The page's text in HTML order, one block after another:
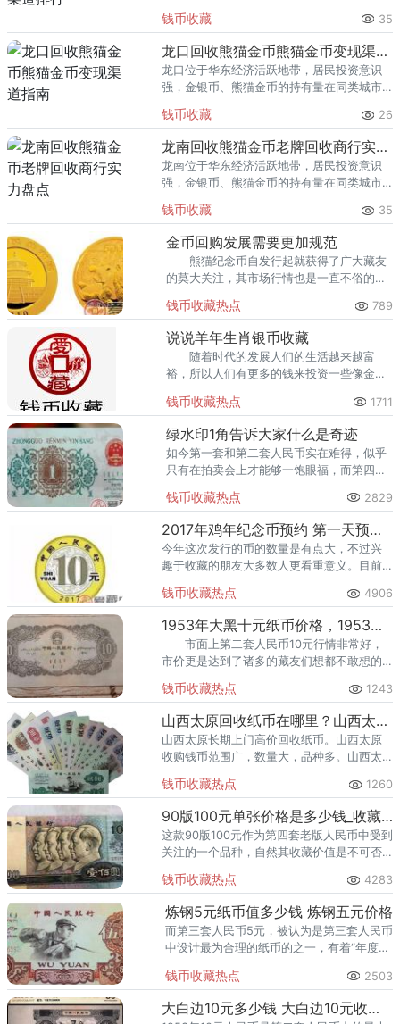
熊猫金币的需求就明显升温，但鱼龙混杂的
回收渠道里，能精准识别版别溢
钱币收藏 35
龙口回收熊猫金币熊猫金币变现渠道指南
龙口位于华东经济活跃地带，居民投资意识
强，金银币、熊猫金币的持有量在同类城市
熊猫金币的需求就明显升温，但鱼龙混杂的
回收渠道里，能精准识别版别溢
钱币收藏 26
龙南回收熊猫金币老牌回收商行实力盘点
龙南位于华东经济活跃地带，居民投资意识
强，金银币、熊猫金币的持有量在同类城市
熊猫金币的需求就明显升温，但鱼龙混杂的
回收渠道里，能精准识别版别溢
钱币收藏 35
金币回购发展需要更加规范
熊猫纪念币自发行起就获得了广大藏友
的莫大关注，其市场行情也是一直不俗的，
猫金币回购可以说并非容易。
钱币收藏热点 789
说说羊年生肖银币收藏
随着时代的发展人们的生活越来越富
裕，所以人们有更多的钱来投资一些像金银
制作的贵金属制作的币种，行情越来越好。
钱币收藏热点 1711
绿水印1角告诉大家什么是奇迹
如今第一套和第二套人民币实在难得，似乎
只有在拍卖会上才能够一饱眼福，而第四套
币中，绿水印1角的名气越来越大，甚至盖过
了整套人民币的名气。
钱币收藏热点 2829
2017年鸡年纪念币预约 第一天预约情况
今年这次发行的币的数量是有点大，不过兴
趣于收藏的朋友大多数人更看重意义。目前
支行己经全部预约完毕。
钱币收藏热点 4906
1953年大黑十元纸币价格，1953年大黑十元回收价格
市面上第二套人民币10元行情非常好，
市价更是达到了诸多的藏友们想都不敢想的
藏界的宠儿，1953年大黑十元纸币价格已经
到了8至十万
钱币收藏热点 1243
山西太原回收纸币在哪里？山西太原长期上门高价回收纸币
山西太原长期上门高价回收纸币。山西太原
收购钱币范围广，数量大，品种多。山西太
西太原长期面向全国高价收购旧版纸币。
钱币收藏热点 1260
90版100元单张价格是多少钱_收藏前景
这款90版100元作为第四套老版人民币中受到
关注的一个品种，自然其收藏价值是不可否
钱币收藏热点 4283
炼钢5元纸币值多少钱 炼钢五元价格
而第三套人民币5元，被认为是第三套人民币
中设计最为合理的纸币的之一，有着“年度世
钱币收藏热点 2503
大白边10元多少钱 大白边10元收藏价值